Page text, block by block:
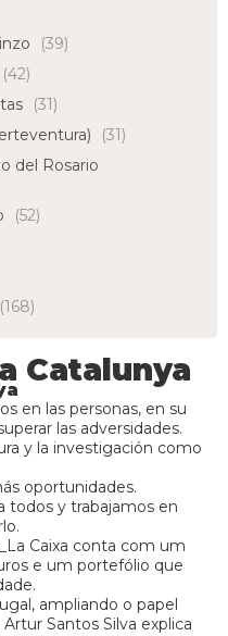
(39)
(42)
(31)
(31)
del Rosario
(52)
(168)
Catalunya
en las personas, en su
las adversidades.
y la investigación como
oportunidades.
todos y trabajamos en
Caixa conta com um
e um portefólio que
ampliando o papel
Santos Silva explica